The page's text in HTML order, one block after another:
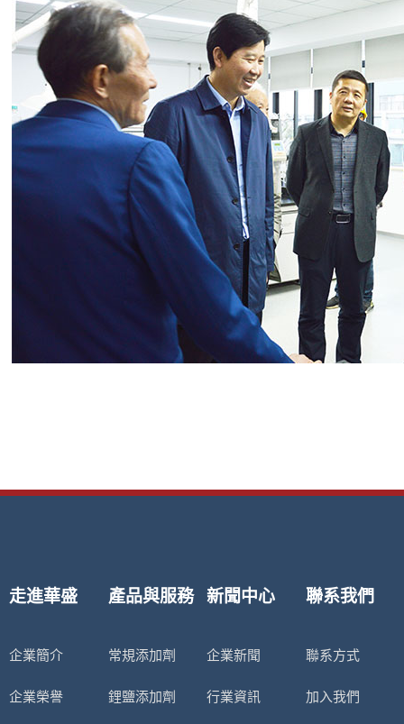
走進華盛
企業簡介
企業榮譽
產品與服務
常規添加劑
鋰鹽添加劑
新聞中心
企業新聞
行業資訊
聯系我們
聯系方式
加入我們